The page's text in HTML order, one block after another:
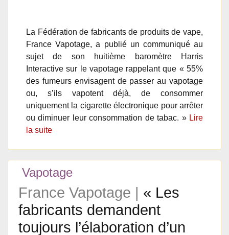
La Fédération de fabricants de produits de vape,
France Vapotage, a publié un communiqué au
sujet de son huitième baromètre Harris
Interactive sur le vapotage rappelant que « 55%
des fumeurs envisagent de passer au vapotage
ou, s’ils vapotent déjà, de consommer
uniquement la cigarette électronique pour arrêter
ou diminuer leur consommation de tabac. » Lire
la suite
Vapotage
France Vapotage | « Les
fabricants demandent
toujours l’élaboration d’un